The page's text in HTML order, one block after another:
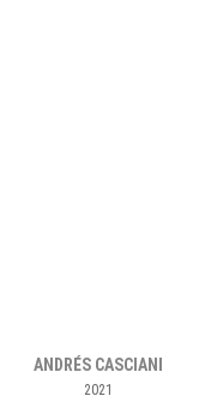
ANDRÉS CASCIANI
2021